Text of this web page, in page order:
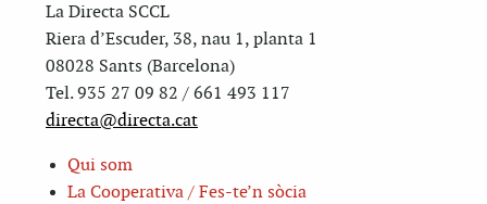
La Directa SCCL
Riera d’Escuder, 38, nau 1, planta 1
08028 Sants (Barcelona)
Tel. 935 27 09 82 / 661 493 117
directa@directa.cat
Qui som
La Cooperativa / Fes-te’n sòcia